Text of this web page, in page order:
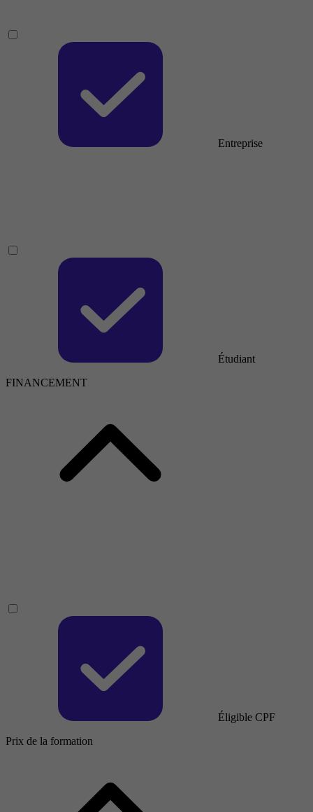
Entreprise
Étudiant
FINANCEMENT
Éligible CPF
Prix de la formation